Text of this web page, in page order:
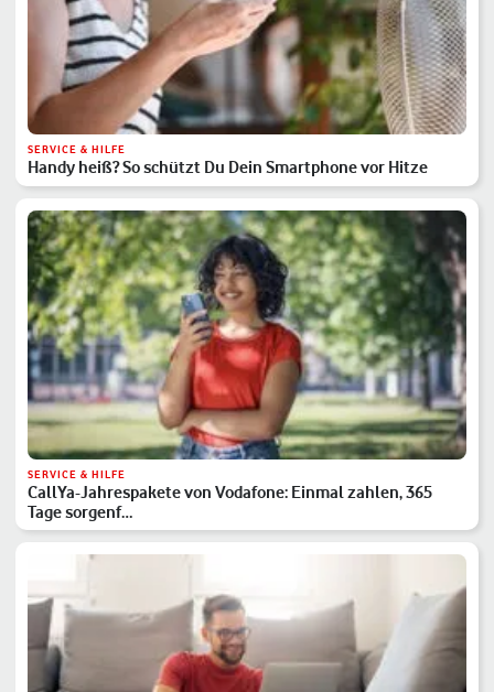
SERVICE & HILFE
Handy heiß? So schützt Du Dein Smartphone vor Hitze
SERVICE & HILFE
CallYa-Jahrespakete von Vodafone: Einmal zahlen, 365
Tage sorgenf…